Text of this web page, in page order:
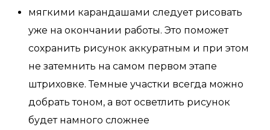
мягкими карандашами следует рисовать
уже на окончании работы. Это поможет
сохранить рисунок аккуратным и при этом
не затемнить на самом первом этапе
штриховке. Темные участки всегда можно
добрать тоном, а вот осветлить рисунок
будет намного сложнее